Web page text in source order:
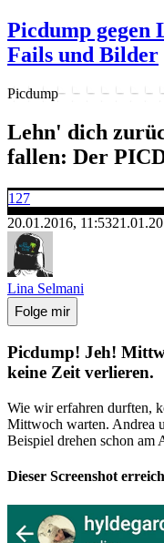
Picdump gegen
Fails und Bilder
Picdump
Lehn' dich
fallen: Der
127
20.01.2016, 11:53
Lina Selmani
Folge mir
Picdump! Jeh!
keine Zeit verlieren.
Wie wir erfahren durften,
Mittwoch warten. Andrea
Beispiel drehen schon am
Dieser Screenshot